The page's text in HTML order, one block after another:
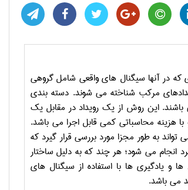
که در آنها سیگنال های واقعی شامل گروهی
مرکب شناخته می شوند. دسته بندی
این روش از یک رویداد در مقابل یک
هزینه محاسباتی کمی ‌قابل اجرا می باشد.
تواند به طور مجزا مورد بررسی قرار گیرد که
انجام می شود؛ هر چند که به دلیل ساختار
و یادگیری ها با استفاده از سیگنال های
می باشد.